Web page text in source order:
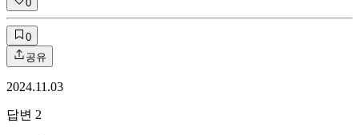
0
0
공유
2024.11.03
답변 2